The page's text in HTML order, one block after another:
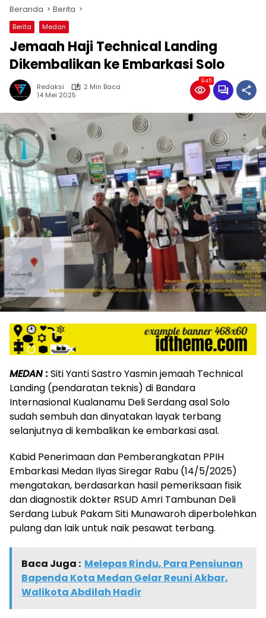
Beranda Berita
Berita Medan
Jemaah Haji Technical Landing
Dikembalikan ke Embarkasi Solo
Redaksi
2 Min Baca
14 Mei 2025
945
MEDAN : Siti Yanti Sastro Yasmin jemaah Technical
Landing (pendaratan teknis) di Bandara
Internasional Kualanamu Deli Serdang asal Solo
sudah sembuh dan dinyatakan layak terbang
selanjutnya di kembalikan ke embarkasi asal.
Kabid Penerimaan dan Pemberangkatan PPIH
Embarkasi Medan Ilyas Siregar Rabu (14/5/2025)
mengatakan, berdasarkan hasil pemeriksaan fisik
dan diagnostik dokter RSUD Amri Tambunan Deli
Serdang Lubuk Pakam Siti Munawaroh diperbolehkan
pulang dan laik untuk naik pesawat terbang.
Baca Juga : Melepas Rindu, Para Pensiunan
Bapenda Kota Medan Gelar Reuni Akbar,
Walikota Abdilah Hadir